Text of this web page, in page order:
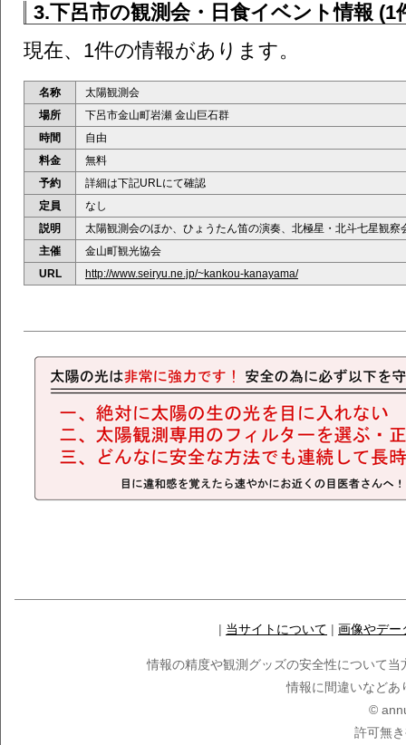
3.下呂市の観測会・日食イベント情報 (1
現在、1件の情報があります。
名称
太陽観測会
場所
下呂市金山町岩瀬 金山巨石群
時間
自由
料金
無料
予約
詳細は下記URLにて確認
定員
なし
説明
太陽観測会のほか、ひょうたん笛の演奏、北極星・北斗七星観察
主催
金山町観光協会
URL
http://www.seiryu.ne.jp/~kankou-kanayama/
| 当サイトについて | 画像やデー
情報の精度や観測グッズの安全性について
情報に間違いなどあ
©
許可無